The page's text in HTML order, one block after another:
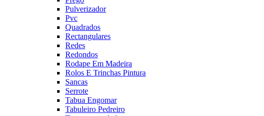
Pulverizador
Pvc
Quadrados
Rectangulares
Redes
Redondos
Rodape Em Madeira
Rolos E Trinchas Pintura
Sancas
Serrote
Tabua Engomar
Tabuleiro Pedreiro